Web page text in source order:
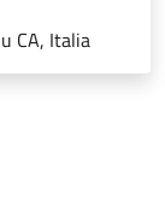
CA, Italia